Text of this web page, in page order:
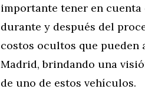
importante tener en
durante y después del
costos ocultos que pueden
Madrid, brindando una
de uno de estos vehículos.